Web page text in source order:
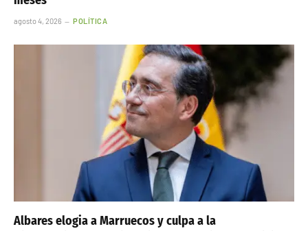
agosto 4, 2026 POLÍTICA
Albares elogia a Marruecos y culpa a la